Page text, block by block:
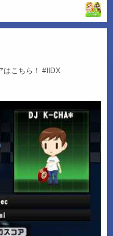
はこちら！ #IIDX